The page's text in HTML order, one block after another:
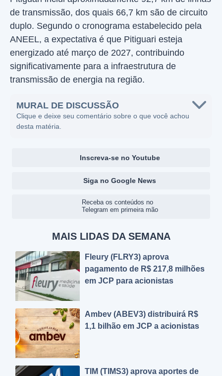
de transmissão, dos quais 66,7 km são de circuito
duplo. Segundo o cronograma estabelecido pela
ANEEL, a expectativa é que Pitiguari esteja
energizado até março de 2027, contribuindo
significativamente para a infraestrutura de
transmissão de energia na região.
MURAL DE DISCUSSÃO
Clique e deixe seu comentário sobre o que você achou
desta matéria.
Inscreva-se no Youtube
Siga no Google News
Receba os conteúdos no
Telegram em primeira mão
MAIS LIDAS DA SEMANA
Fleury (FLRY3) aprova
pagamento de R$ 217,8 milhões
em JCP para acionistas
Ambev (ABEV3) distribuirá R$
1,1 bilhão em JCP a acionistas
TIM (TIMS3) aprova aportes de